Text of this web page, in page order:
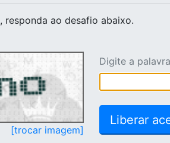
, responda ao desafio abaixo.
[trocar imagem]
Digite a